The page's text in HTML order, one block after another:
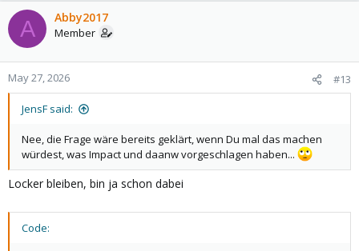
A Abby2017
Member
May 27, 2026 #13
JensF said:
Nee, die Frage wäre bereits geklärt, wenn Du mal das machen
würdest, was Impact und daanw vorgeschlagen haben...
Locker bleiben, bin ja schon dabei
Code: